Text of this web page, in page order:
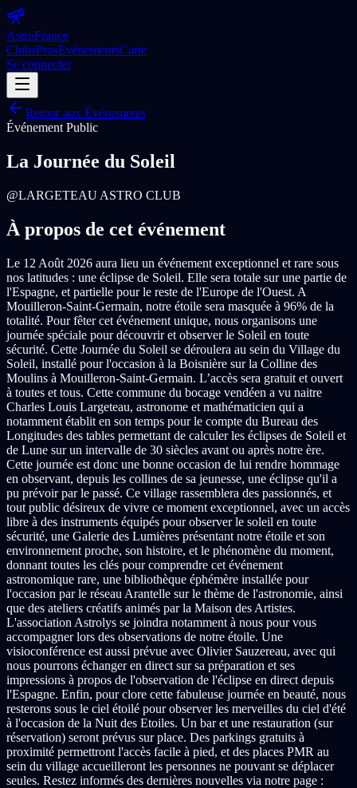
AstroFrance
ClubsProsÉvénementsCarte
Se connecter
Retour aux Événements
Événement Public
La Journée du Soleil
@LARGETEAU ASTRO CLUB
À propos de cet événement
Le 12 Août 2026 aura lieu un événement exceptionnel et rare sous
nos latitudes : une éclipse de Soleil. Elle sera totale sur une partie de
l'Espagne, et partielle pour le reste de l'Europe de l'Ouest. A
Mouilleron-Saint-Germain, notre étoile sera masquée à 96% de la
totalité. Pour fêter cet événement unique, nous organisons une
journée spéciale pour découvrir et observer le Soleil en toute
sécurité. Cette Journée du Soleil se déroulera au sein du Village du
Soleil, installé pour l'occasion à la Boisnière sur la Colline des
Moulins à Mouilleron-Saint-Germain. L’accès sera gratuit et ouvert
à toutes et tous. Cette commune du bocage vendéen a vu naitre
Charles Louis Largeteau, astronome et mathématicien qui a
notamment établit en son temps pour le compte du Bureau des
Longitudes des tables permettant de calculer les éclipses de Soleil et
de Lune sur un intervalle de 30 siècles avant ou après notre ère.
Cette journée est donc une bonne occasion de lui rendre hommage
en observant, depuis les collines de sa jeunesse, une éclipse qu'il a
pu prévoir par le passé. Ce village rassemblera des passionnés, et
tout public désireux de vivre ce moment exceptionnel, avec un accès
libre à des instruments équipés pour observer le soleil en toute
sécurité, une Galerie des Lumières présentant notre étoile et son
environnement proche, son histoire, et le phénomène du moment,
donnant toutes les clés pour comprendre cet événement
astronomique rare, une bibliothèque éphémère installée pour
l'occasion par le réseau Arantelle sur le thème de l'astronomie, ainsi
que des ateliers créatifs animés par la Maison des Artistes.
L'association Astrolys se joindra notamment à nous pour vous
accompagner lors des observations de notre étoile. Une
visioconférence est aussi prévue avec Olivier Sauzereau, avec qui
nous pourrons échanger en direct sur sa préparation et ses
impressions à propos de l'observation de l'éclipse en direct depuis
l'Espagne. Enfin, pour clore cette fabuleuse journée en beauté, nous
resterons sous le ciel étoilé pour observer les merveilles du ciel d'été
à l'occasion de la Nuit des Etoiles. Un bar et une restauration (sur
réservation) seront prévus sur place. Des parkings gratuits à
proximité permettront l'accès facile à pied, et des places PMR au
sein du village accueilleront les personnes ne pouvant se déplacer
seules. Restez informés des dernières nouvelles via notre page :